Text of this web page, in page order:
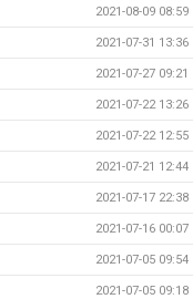
2021-08-09 08:59
2021-07-31 13:36
2021-07-27 09:21
2021-07-22 13:26
2021-07-22 12:55
2021-07-21 12:44
2021-07-17 22:38
2021-07-16 00:07
2021-07-05 09:54
2021-07-05 09:18